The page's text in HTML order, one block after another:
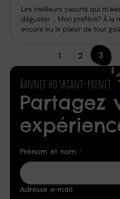
Les meilleurs yaourts qui
déguster. .. Mon préféré? À la
encore eu le plaisir de tout
1 2 3
Rannit ho skiant-prenet
Partagez
Prénom et nom *
Adresse e-mail